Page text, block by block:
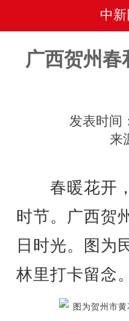
中
广西贺州春
发表时间
来
春暖花开，
时节。广西贺
日时光。图为
林里打卡留念